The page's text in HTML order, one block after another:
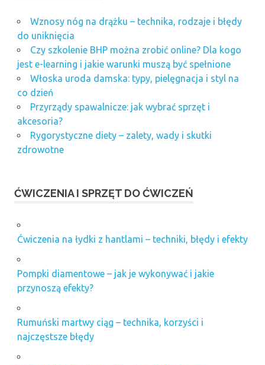
Wznosy nóg na drążku – technika, rodzaje i błędy
do uniknięcia
Czy szkolenie BHP można zrobić online? Dla kogo
jest e-learning i jakie warunki muszą być spełnione
Włoska uroda damska: typy, pielęgnacja i styl na
co dzień
Przyrządy spawalnicze: jak wybrać sprzęt i
akcesoria?
Rygorystyczne diety – zalety, wady i skutki
zdrowotne
ĆWICZENIA I SPRZĘT DO ĆWICZEŃ
Ćwiczenia na łydki z hantlami – techniki, błędy i efekty
Pompki diamentowe – jak je wykonywać i jakie
przynoszą efekty?
Rumuński martwy ciąg – technika, korzyści i
najczęstsze błędy